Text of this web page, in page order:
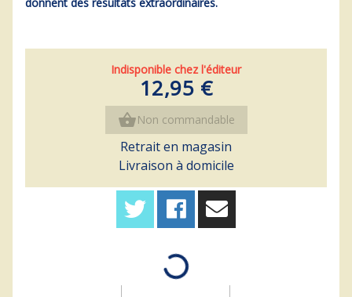
Indisponible chez l'éditeur
12,95 €
shopping_basketNon commandable
Retrait en magasin
Livraison à domicile